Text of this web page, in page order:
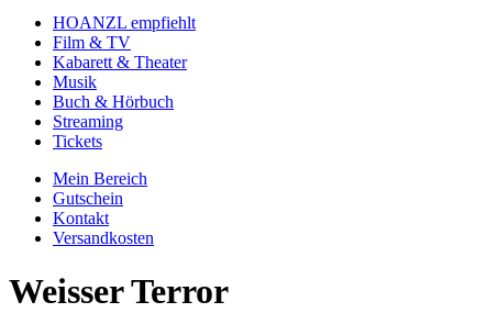
HOANZL empfiehlt
Film & TV
Kabarett & Theater
Musik
Buch & Hörbuch
Streaming
Tickets
Mein Bereich
Gutschein
Kontakt
Versandkosten
Weisser Terror